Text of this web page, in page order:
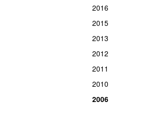
2016
2015
2013
2012
2011
2010
2006